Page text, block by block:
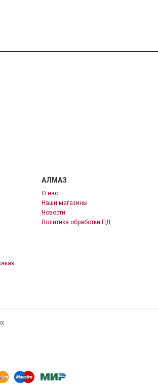
АЛМАЗ
О нас
Наши магазины
Новости
Политика обработки ПД